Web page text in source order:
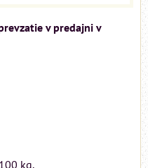
v predajni v
100 kg.